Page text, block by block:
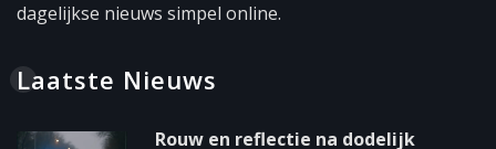
dagelijkse nieuws simpel online.
Laatste Nieuws
Rouw en reflectie na dodelijk